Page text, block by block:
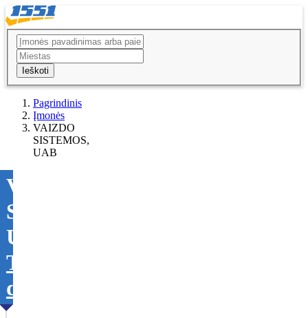
Ieškoti
Pagrindinis
Įmonės
VAIZDO
SISTEMOS,
UAB
VAIZDO
SISTEMOS,
UAB
Tikslinti
duomenis